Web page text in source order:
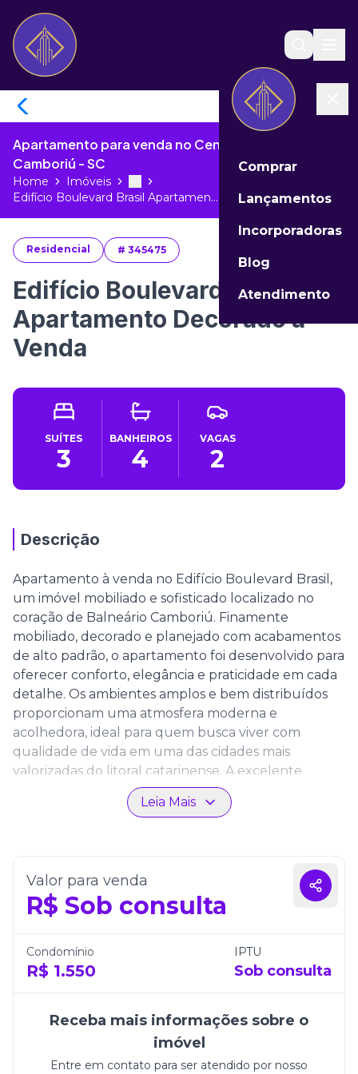
Comprar
Lançamentos
Incorporadoras
Blog
Atendimento
Apartamento para venda no Centro de Balneário
Camboriú - SC
Home Imóveis More
Toggle menu
Edifício Boulevard Brasil Apartamen...
Residencial # 345475
Edifício Boulevard Brasil
Apartamento Decorado à
Venda
SUÍTES
3
BANHEIROS
4
VAGAS
2
Descrição
Apartamento à venda no Edifício Boulevard Brasil,
um imóvel mobiliado e sofisticado localizado no
coração de Balneário Camboriú. Finamente
mobiliado, decorado e planejado com acabamentos
de alto padrão, o apartamento foi desenvolvido para
oferecer conforto, elegância e praticidade em cada
detalhe. Os ambientes amplos e bem distribuídos
proporcionam uma atmosfera moderna e
acolhedora, ideal para quem busca viver com
qualidade de vida em uma das cidades mais
valorizadas do litoral catarinense. A excelente
iluminação natural valoriza ainda mais os espaços e
reforça o charme contemporâneo do imóvel.
proporcionando fácil acesso a supermercados,
restaurantes, farmácias, lojas, academias e diversos
serviços essenciais para o dia a dia. Além disso, o
Praia Central, permitindo aproveitar toda a
infraestrutura urbana sem abrir mão da
oferece mais mobilidade, praticidade e conveniência
para quem deseja viver próximo das principais
atrações e facilidades de Balneário Camboriú.
Leia Mais
Valor para venda
R$ Sob consulta
Condomínio
R$ 1.550
IPTU
Sob consulta
Receba mais informações sobre o
imóvel
Entre em contato para ser atendido por nosso